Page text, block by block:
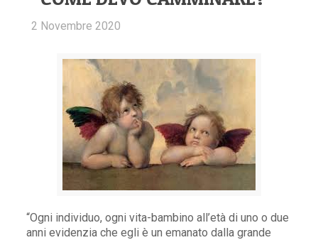
2 Novembre 2020
“Ogni individuo, ogni vita-bambino all’età di uno o due
anni evidenzia che egli è un emanato dalla grande